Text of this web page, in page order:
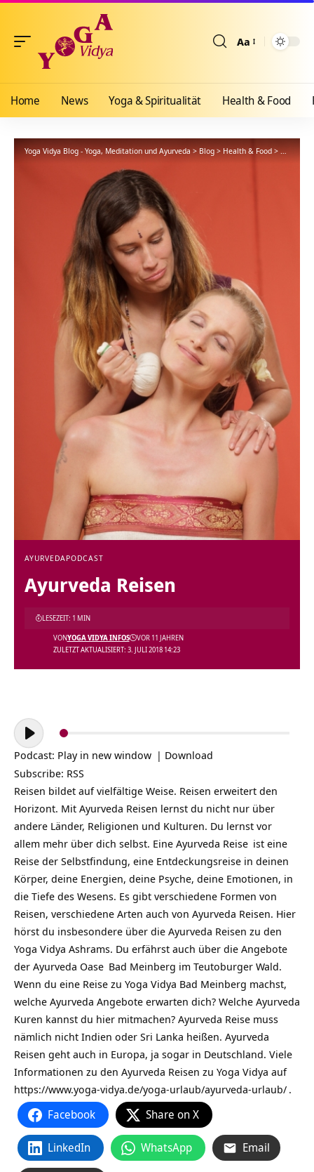
Aa
Home News Yoga & Spiritualität Health & Food
Yoga Vidya Blog - Yoga, Meditation und Ayurveda>Blog>Health & Food>Ayurveda
AYURVEDAPODCAST
Ayurveda Reisen
ZULETZT AKTUALISIERT: 3. JULI 2018 14:23
VONYOGA VIDYA INFOS VOR 11 JAHREN
LESEZEIT: 1 MIN
Audio-
Player
Podcast: Play in new window | Download
Subscribe: RSS
Reisen bildet auf vielfältige Weise. Reisen erweitert den
Horizont. Mit Ayurveda Reisen lernst du nicht nur über
andere Länder, Religionen und Kulturen. Du lernst vor
allem mehr über dich selbst. Eine Ayurveda Reise ist eine
Reise der Selbstfindung, eine Entdeckungsreise in deinen
Körper, deine Energien, deine Psyche, deine Emotionen, in
die Tiefe des Wesens. Es gibt verschiedene Formen von
Reisen, verschiedene Arten auch von Ayurveda Reisen. Hier
hörst du insbesondere über die Ayurveda Reisen zu den
Yoga Vidya Ashrams. Du erfährst auch über die Angebote
der Ayurveda Oase Bad Meinberg im Teutoburger Wald.
Wenn du eine Reise zu Yoga Vidya Bad Meinberg machst,
welche Ayurveda Angebote erwarten dich? Welche Ayurveda
Kuren kannst du hier mitmachen? Ayurveda Reise muss
nämlich nicht Indien oder Sri Lanka heißen. Ayurveda
Reisen geht auch in Europa, ja sogar in Deutschland. Viele
Informationen zu den Ayurveda Reisen zu Yoga Vidya auf
https://www.yoga-vidya.de/yoga-urlaub/ayurveda-urlaub/ .
Facebook Share on X
LinkedIn WhatsApp Email